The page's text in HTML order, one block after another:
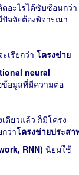
อะไรได้ซับซ้อนกว่า
จจัยต้องพิจารณา
เรียกว่า โครงข่าย
neural
ข้อมูลที่มีความต่อ
ดียวแล้ว ก็มีโครง
ว่าโครงข่ายประสา
RNN) นิยมใช้